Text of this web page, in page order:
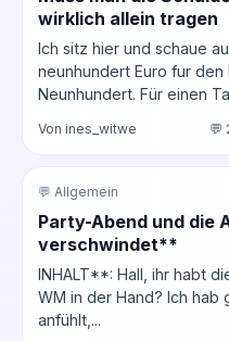
wirklich allein tragen
Ich sitz hier und schaue
neunhundert Euro fur den
Neunhundert. Für einen
Von ines_witwe 💬
💬 Allgemein
Party-Abend und die
verschwindet**
INHALT**: Hall, ihr habt
WM in der Hand? Ich
anfühlt,...